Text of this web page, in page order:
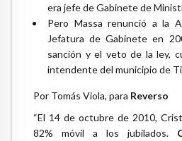
era jefe de Gabinete de
Pero Massa renunció a la
Jefatura de Gabinete en
sanción y el veto de la ley,
intendente del municipio de
Por Tomás Viola, para Reverso
“El 14 de octubre de 2010,
82% móvil a los jubilados.